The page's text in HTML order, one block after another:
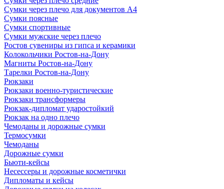
Сумки через плечо для документов А4
Сумки поясные
Сумки спортивные
Сумки мужские через плечо
Ростов сувениры из гипса и керамики
Колокольчики Ростов-на-Дону
Магниты Ростов-на-Дону
Тарелки Ростов-на-Дону
Рюкзаки
Рюкзаки военно-туристические
Рюкзаки трансформеры
Рюкзак-дипломат ударостойкий
Рюкзак на одно плечо
Чемоданы и дорожные сумки
Термосумки
Чемоданы
Дорожные сумки
Бьюти-кейсы
Несессеры и дорожные косметички
Дипломаты и кейсы